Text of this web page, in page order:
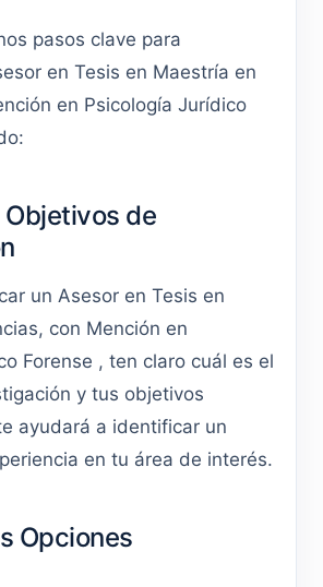
pasos clave para
en Tesis en Maestría en
en Psicología Jurídico
Objetivos de
un Asesor en Tesis en
con Mención en
Forense , ten claro cuál es el
y tus objetivos
ayudará a identificar un
en tu área de interés.
Opciones